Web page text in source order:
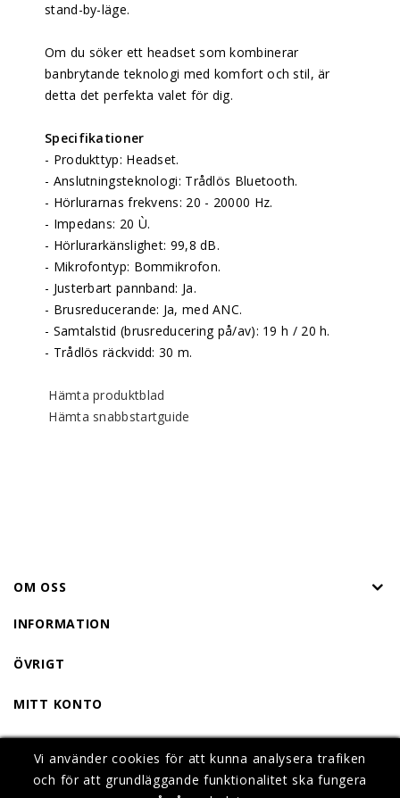
Vi använder cookies för att kunna analysera trafiken
och för att grundläggande funktionalitet ska fungera
Vi använder cookies för att kunna analysera trafiken
och för att grundläggande funktionalitet ska fungera
Vi använder cookies för att kunna analysera trafiken
och för att grundläggande funktionalitet ska fungera
stand-by-läge.
Om du söker ett headset som kombinerar
banbrytande teknologi med komfort och stil, är
detta det perfekta valet för dig.
Specifikationer
- Produkttyp: Headset.
- Anslutningsteknologi: Trådlös Bluetooth.
- Hörlurarnas frekvens: 20 - 20000 Hz.
- Impedans: 20 Ù.
- Hörlurarkänslighet: 99,8 dB.
- Mikrofontyp: Bommikrofon.
- Justerbart pannband: Ja.
- Brusreducerande: Ja, med ANC.
- Samtalstid (brusreducering på/av): 19 h / 20 h.
- Trådlös räckvidd: 30 m.
Hämta produktblad
Hämta snabbstartguide
OM OSS
INFORMATION
ÖVRIGT
MITT KONTO